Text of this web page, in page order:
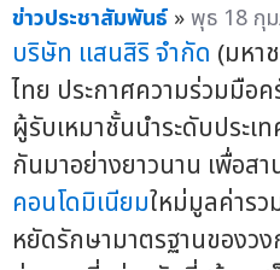
ข่าวประชาสัมพันธ์ »พุธ 18 กุ
บริษัท แสนสิริ จำกัด (มหา
ไทย ประกาศความร่วมมื
ผู้รับเหมาชั้นนำระดับประเท
กันมาอย่างยาวนาน เพื่อส
คอนโดมิเนียมใหม่มูลค่าร
หยัดรักษามาตรฐานของว